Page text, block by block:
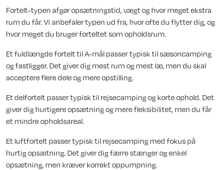
Fortelt-typen afgør opsætningstid, vægt og hvor meget ekstra
rum du får. Vi anbefaler typen ud fra, hvor ofte du flytter dig, og
hvor meget du bruger forteltet som opholdsrum.
Et fuldlængde fortelt til A-mål passer typisk til sæsoncamping
og fastligger. Det giver dig mest rum og mest læ, men du skal
acceptere flere dele og mere opstilling.
Et delfortelt passer typisk til rejsecamping og korte ophold. Det
giver dig hurtigere opsætning og mere fleksibilitet, men du får
et mindre opholdsareal.
Et luftfortelt passer typisk til rejsecamping med fokus på
hurtig opsætning. Det giver dig færre stænger og enkel
opsætning, men kræver korrekt oppumpning.